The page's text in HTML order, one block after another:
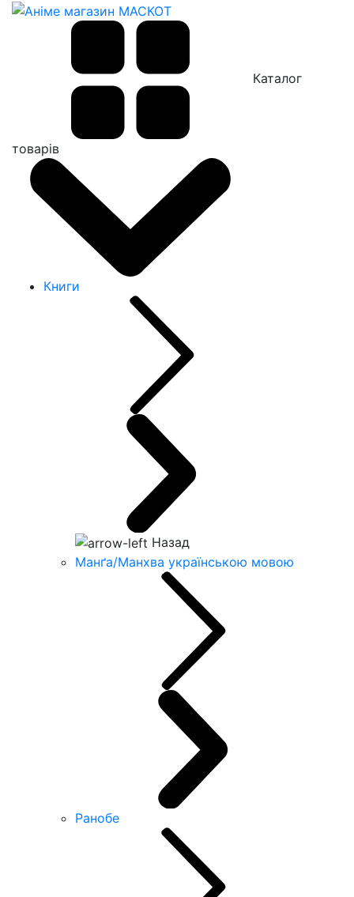
Каталог
товарів
Книги
Назад
Манґа/Манхва українською мовою
Ранобе